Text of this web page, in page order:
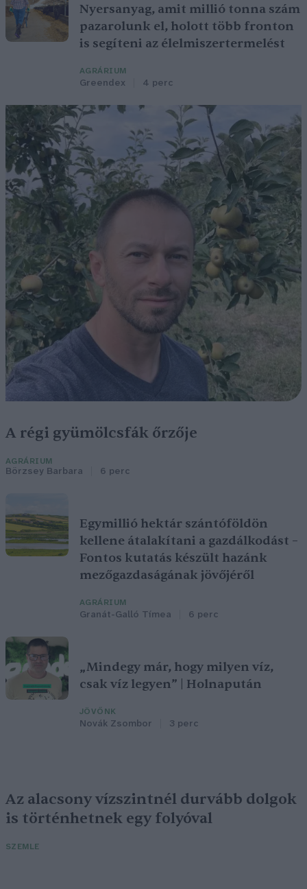
Nyersanyag, amit millió tonna szám
pazarolunk el, holott több fronton
is segíteni az élelmiszertermelést
AGRÁRIUM
Greendex 4 perc
A régi gyümölcsfák őrzője
AGRÁRIUM
Börzsey Barbara 6 perc
Egymillió hektár szántóföldön
kellene átalakítani a gazdálkodást –
Fontos kutatás készült hazánk
mezőgazdaságának jövőjéről
AGRÁRIUM
Granát-Galló Tímea 6 perc
„Mindegy már, hogy milyen víz,
csak víz legyen” | Holnapután
JÖVŐNK
Novák Zsombor 3 perc
Az alacsony vízszintnél durvább dolgok
is történhetnek egy folyóval
SZEMLE